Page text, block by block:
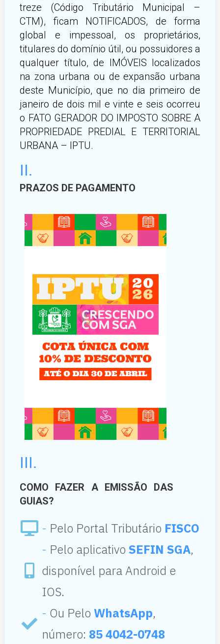
treze (Código Tributário Municipal –
CTM), ficam NOTIFICADOS, de forma
global e impessoal, os proprietários,
titulares do domínio útil, ou possuidores a
qualquer título, de IMÓVEIS localizados
na zona urbana ou de expansão urbana
deste Município, que no dia primeiro de
janeiro de dois mil e vinte e seis ocorreu
o FATO GERADOR DO IMPOSTO SOBRE A
PROPRIEDADE PREDIAL E TERRITORIAL
URBANA – IPTU.
II.
PRAZOS DE PAGAMENTO
III.
COMO FAZER A EMISSÃO DAS
GUIAS?
- Pelo Portal Tributário FISCO
- Pelo aplicativo SEFIN SGA,
disponível para Android e
IOS.
- Ou Pelo WhatsApp,
número: 85 4042-0748